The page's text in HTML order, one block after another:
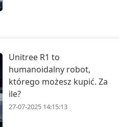
Unitree R1 to
humanoidalny robot,
którego możesz kupić. Za
ile?
27-07-2025 14:15:13